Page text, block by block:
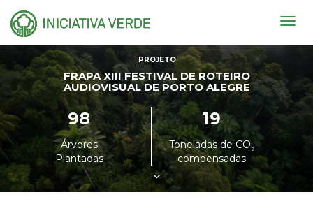
PROJETO
FRAPA XIII FESTIVAL DE ROTEIRO
AUDIOVISUAL DE PORTO ALEGRE
98
Árvores
Plantadas
19
Toneladas de CO²
compensadas